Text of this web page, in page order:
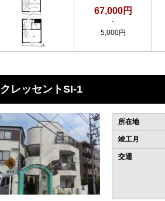
67,000円
・
5,000円
クレッセントSI-1
所在地
竣工月
交通